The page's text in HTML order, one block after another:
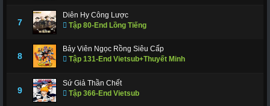
7
Diên Hy Công Lược
Tập 80-End Lồng Tiếng
8
Bảy Viên Ngọc Rồng Siêu Cấp
Tập 131-End Vietsub+Thuyết Minh
9
Sứ Giả Thần Chết
Tập 366-End Vietsub